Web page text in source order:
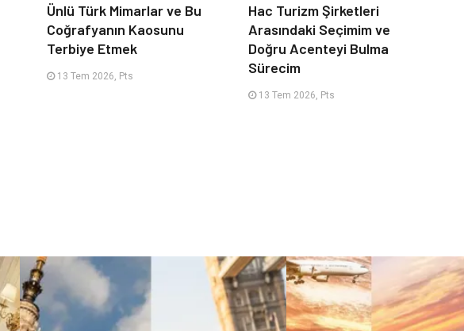
Ünlü Türk Mimarlar ve Bu
Coğrafyanın Kaosunu
Terbiye Etmek
13 Tem 2026, Pts
Hac Turizm Şirketleri
Arasındaki Seçimim ve
Doğru Acenteyi Bulma
Sürecim
13 Tem 2026, Pts